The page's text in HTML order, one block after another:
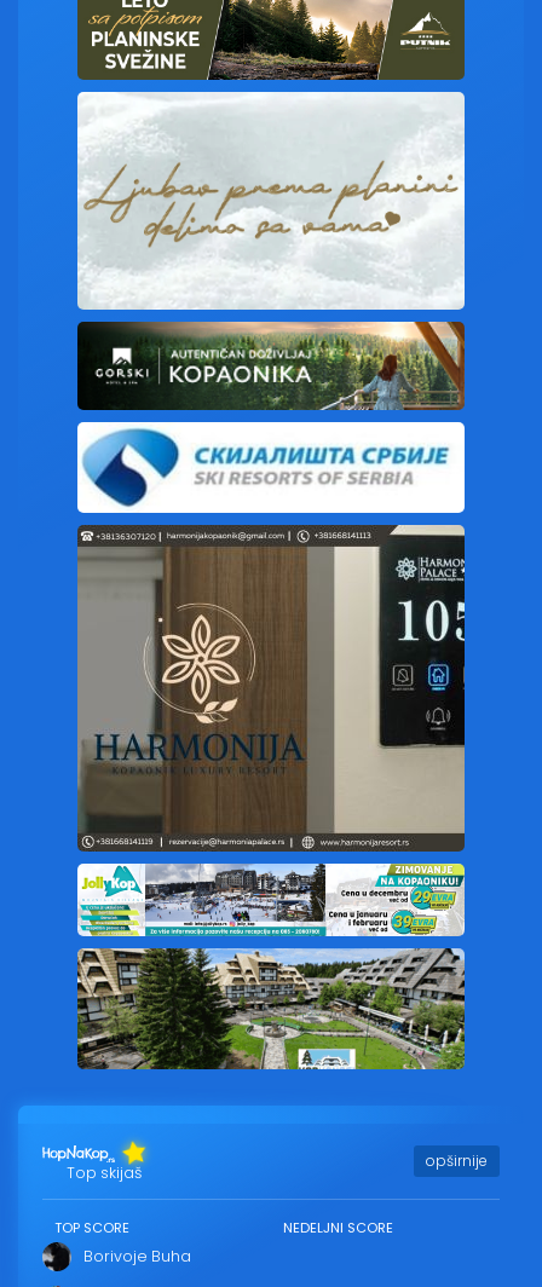
Top skijaš
opširnije
TOP SCORE
Borivoje Buha
NEDELJNI SCORE